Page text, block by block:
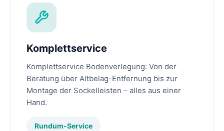
Komplettservice
Komplettservice Bodenverlegung: Von der
Beratung über Altbelag-Entfernung bis zur
Montage der Sockelleisten – alles aus einer
Hand.
Rundum-Service